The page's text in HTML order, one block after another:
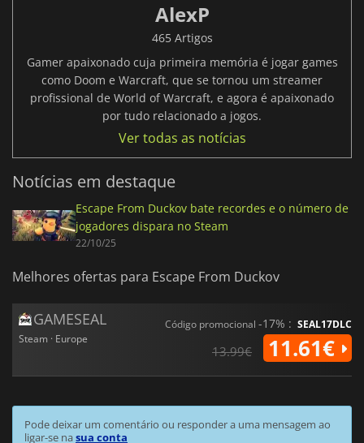
AlexP
465 Artigos
Gamer apaixonado cuja primeira memória é jogar games
como Doom e Warcraft, que se tornou um streamer
profissional de World of Warcraft, e agora é apaixonado
por tudo relacionado a jogos.
Ver todas as notícias
Notícias em destaque
Escape From Duckov bate recordes e o número de
jogadores dispara no Steam
22/10/25
Melhores ofertas para Escape From Duckov
GAMESEAL
Steam · Europe
Código promocional -17% : SEAL17DLC
13.99€ 11.61€
Pode deixar um comentário ou responder a uma mensagem ao
ligar-se nasua conta